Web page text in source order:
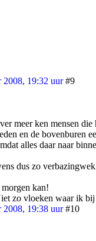
2008, 19:32 uur #9
meer ken mensen die
en de bovenburen
alles daar naar
dus zo
kan!
zo vloeken waar ik
2008, 19:38 uur #10